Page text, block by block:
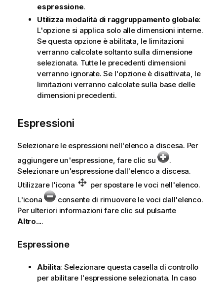
espressione.
Utilizza modalità di raggruppamento globale:
L'opzione si applica solo alle dimensioni interne.
Se questa opzione è abilitata, le limitazioni
verranno calcolate soltanto sulla dimensione
selezionata. Tutte le precedenti dimensioni
verranno ignorate. Se l'opzione è disattivata, le
limitazioni verranno calcolate sulla base delle
dimensioni precedenti.
Espressioni
Selezionare le espressioni nell'elenco a discesa. Per
aggiungere un'espressione, fare clic su
.
Selezionare un'espressione dall'elenco a discesa.
Utilizzare l'icona
per spostare le voci nell'elenco.
L'icona
consente di rimuovere le voci dall'elenco.
Per ulteriori informazioni fare clic sul pulsante
Altro....
Espressione
Abilita: Selezionare questa casella di controllo
per abilitare l'espressione selezionata. In caso